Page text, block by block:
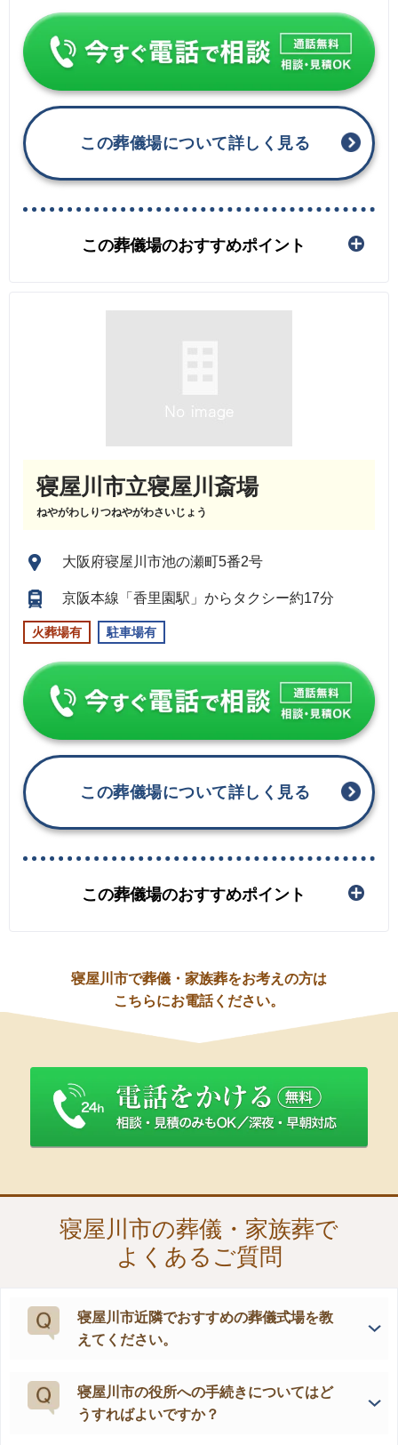
この葬儀場について詳しく見る
この葬儀場のおすすめポイント
寝屋川市立寝屋川斎場
ねやがわしりつねやがわさいじょう
大阪府寝屋川市池の瀬町5番2号
京阪本線「香里園駅」からタクシー約17分
火葬場有 駐車場有
この葬儀場について詳しく見る
この葬儀場のおすすめポイント
寝屋川市で葬儀・家族葬をお考えの方は
こちらにお電話ください。
寝屋川市の葬儀・家族葬で
よくあるご質問
寝屋川市近隣でおすすめの葬儀式場を教
えてください。
寝屋川市の役所への手続きについてはど
うすればよいですか？